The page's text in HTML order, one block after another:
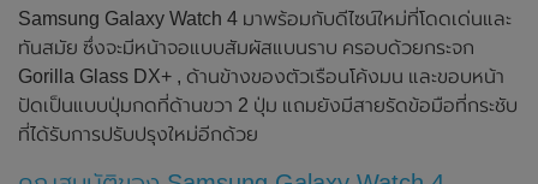
Samsung Galaxy Watch 4 มาพร้อมกับดีไซน์ใหม่ที่โดดเด่นและ
ทันสมัย ซึ่งจะมีหน้าจอแบบสัมผัสแบนราบ ครอบด้วยกระจก
Gorilla Glass DX+ , ด้านข้างของตัวเรือนโค้งมน และขอบหน้า
ปัดเป็นแบบปุ่มกดที่ด้านขวา 2 ปุ่ม แถมยังมีสายรัดข้อมือที่กระชับ
ที่ได้รับการปรับปรุงใหม่อีกด้วย